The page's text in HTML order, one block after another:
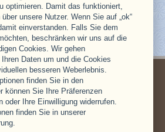
optimieren. Damit das funktioniert,
unsere Nutzer. Wenn Sie auf „ok“
einverstanden. Falls Sie dem
beschränken wir uns auf die
Cookies. Wir gehen
Daten um und die Cookies
besseren Weberlebnis.
finden Sie in den
können Sie Ihre Präferenzen
oder Ihre Einwilligung widerrufen.
finden Sie in unserer